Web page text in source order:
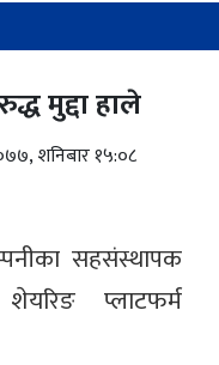
मुद्दा हाले
शनिबार १५:०८
सहसंस्थापक
प्लाटफर्म